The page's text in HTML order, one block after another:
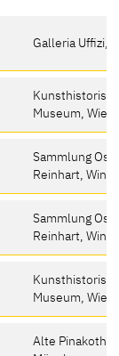
Galleria Uffizi,
Museum, Wien
Sammlung
Reinhart,
Sammlung
Reinhart,
Museum, Wien
Alte